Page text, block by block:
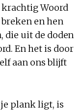
Woord
en hen
die uit de doden
En het is door
aan ons blijft
plank ligt, is